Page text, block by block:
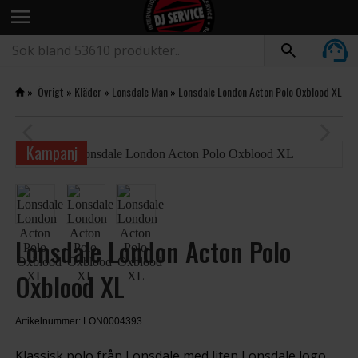
menu
» Övrigt » Kläder» Lonsdale Man» Lonsdale London Acton Polo Oxblood XL
Kampanj
Lonsdale London Acton Polo
Oxblood XL
Artikelnummer: LON0004393